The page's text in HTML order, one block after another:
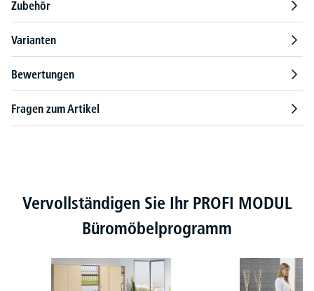
Zubehör
Varianten
Bewertungen
Fragen zum Artikel
Produktgalerie überspringen
Vervollständigen Sie Ihr PROFI MODUL
Büromöbelprogramm